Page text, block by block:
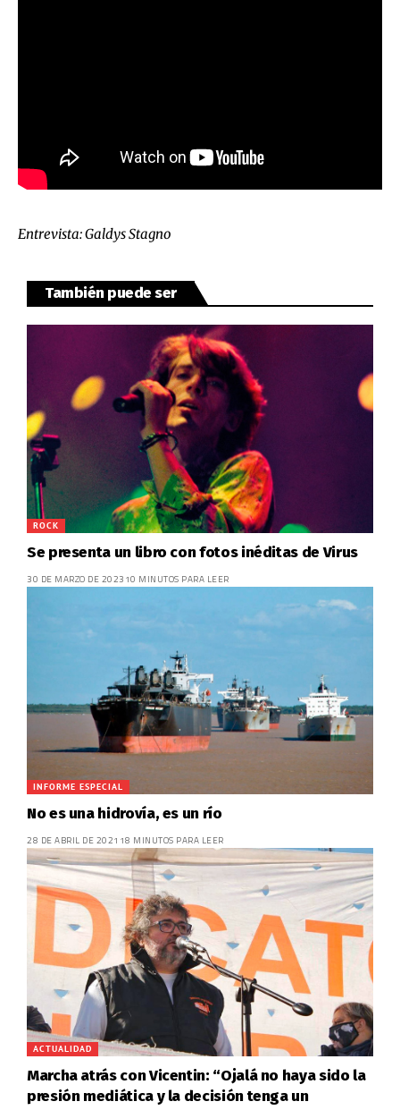
Entrevista: Galdys Stagno
También puede ser
ROCK
Se presenta un libro con fotos inéditas de Virus
30 DE MARZO DE 2023 10 MINUTOS PARA LEER
INFORME ESPECIAL
No es una hidrovía, es un río
28 DE ABRIL DE 2021 18 MINUTOS PARA LEER
ACTUALIDAD
Marcha atrás con Vicentin: “Ojalá no haya sido la
presión mediática y la decisión tenga un